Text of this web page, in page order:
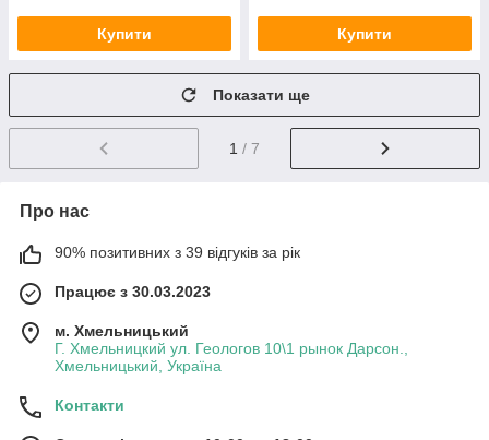
Купити Купити
Показати ще
1 / 7
Про нас
90% позитивних з 39 відгуків за рік
Працює з 30.03.2023
м. Хмельницький
Г. Хмельницкий ул. Геологов 10\1 рынок Дарсон.,
Хмельницький, Україна
Контакти